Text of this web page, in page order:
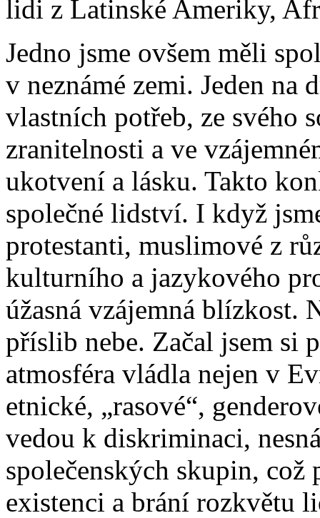
lidi z Latinské Ameriky,
Jedno jsme ovšem měli
v neznámé zemi. Jeden na
vlastních potřeb, ze svého
zranitelnosti a ve
ukotvení a lásku. Takto
společné lidství. I když
protestanti, muslimové z
kulturního a jazykového
úžasná vzájemná blízkost.
příslib nebe. Začal jsem si
atmosféra vládla nejen v
etnické, „rasové“,
vedou k diskriminaci,
společenských skupin,
existenci a brání rozkvětu